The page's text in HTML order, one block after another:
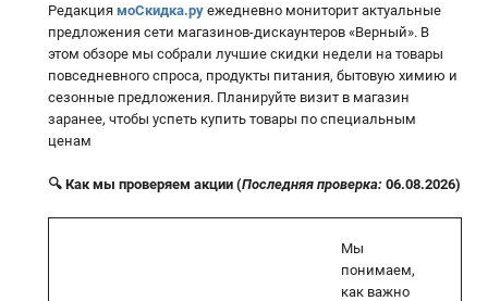
Редакция моСкидка.ру ежедневно мониторит актуальные
предложения сети магазинов-дискаунтеров «Верный». В
этом обзоре мы собрали лучшие скидки недели на товары
повседневного спроса, продукты питания, бытовую химию и
сезонные предложения. Планируйте визит в магазин
заранее, чтобы успеть купить товары по специальным
ценам
🔍 Как мы проверяем акции (Последняя проверка: 06.08.2026)
Мы
понимаем,
как важно